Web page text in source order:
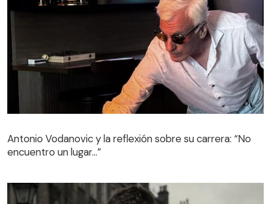
Antonio Vodanovic y la reflexión sobre su carrera: “No
encuentro un lugar…”